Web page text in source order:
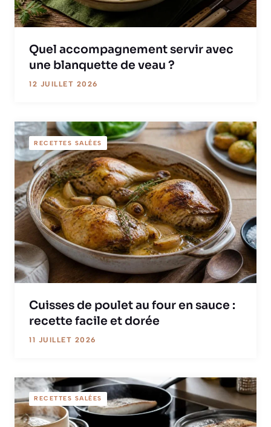
Quel accompagnement servir avec
une blanquette de veau ?
12 JUILLET 2026
RECETTES SALÉES
Cuisses de poulet au four en sauce :
recette facile et dorée
11 JUILLET 2026
RECETTES SALÉES